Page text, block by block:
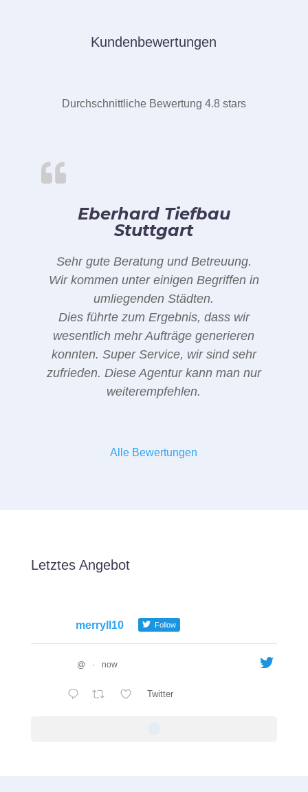
Kundenbewertungen
Durchschnittliche Bewertung 4.8 stars
Eberhard Tiefbau
Stuttgart
Sehr gute Beratung und Betreuung.
Wir kommen unter einigen Begriffen in
umliegenden Städten.
Dies führte zum Ergebnis, dass wir
wesentlich mehr Aufträge generieren
konnten. Super Service, wir sind sehr
zufrieden. Diese Agentur kann man nur
weiterempfehlen.
Alle Bewertungen
Letztes Angebot
merryll10 Follow
@ · now
Twitter